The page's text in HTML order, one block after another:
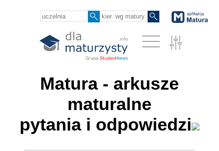
Matura - arkusze
maturalne
pytania i odpowiedzi